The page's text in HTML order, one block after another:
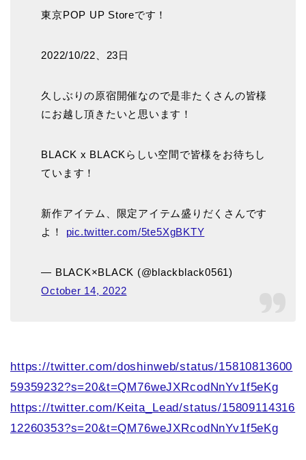
東京POP UP Storeです！
2022/10/22、23日
久しぶりの原宿開催なので是非たくさんの皆様
にお越し頂きたいと思います！
BLACK x BLACKらしい空間で皆様をお待ちし
ています！
新作アイテム、限定アイテム盛りだくさんです
よ！ pic.twitter.com/5te5XgBKTY
— BLACK×BLACK (@blackblack0561)
October 14, 2022
https://twitter.com/doshinweb/status/15810813600
59359232?s=20&t=QM76weJXRcodNnYv1f5eKg
https://twitter.com/Keita_Lead/status/15809114316
12260353?s=20&t=QM76weJXRcodNnYv1f5eKg